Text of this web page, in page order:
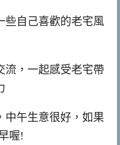
些自己喜歡的老宅風
流，一起感受老宅帶
中午生意很好，如果
喔!